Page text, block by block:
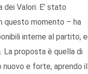
Valori. E’ stato
questo momento – ha
interne al partito,
La proposta è quella di
nuovo e forte, aprendo il